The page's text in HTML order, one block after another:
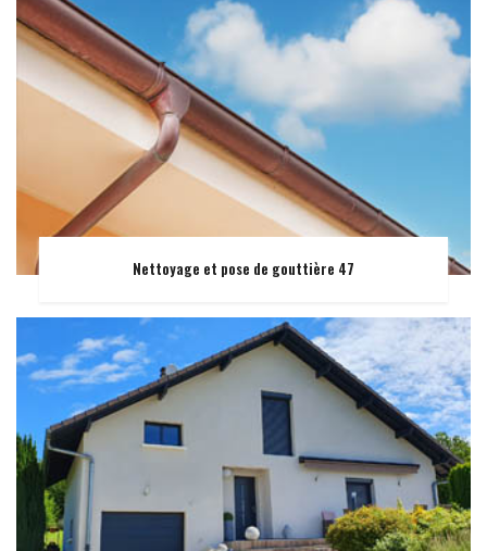
Nettoyage et pose de gouttière 47